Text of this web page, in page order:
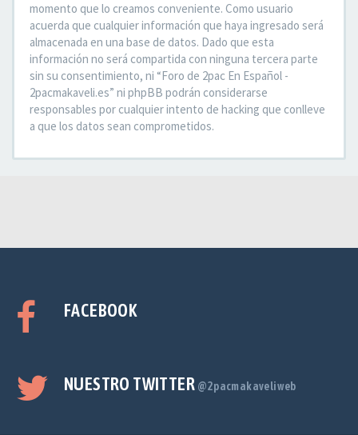
momento que lo creamos conveniente. Como usuario
acuerda que cualquier información que haya ingresado será
almacenada en una base de datos. Dado que esta
información no será compartida con ninguna tercera parte
sin su consentimiento, ni “Foro de 2pac En Español -
2pacmakaveli.es” ni phpBB podrán considerarse
responsables por cualquier intento de hacking que conlleve
a que los datos sean comprometidos.
FACEBOOK
NUESTRO TWITTER @2pacmakaveliweb